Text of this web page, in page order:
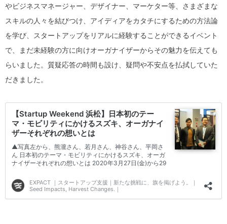
やビジネスマネージャー、デザイナー、マーケター等、さまざまな
スキルの人々を結びつけ、アイディアをカタチにするための方法論
を学び、スタートアップをリアルに経験することができるイベント
で、まだ未経験の方に向けオーガナイザーからその魅力を伝えても
らいました。質疑応答の時間も設け、疑問や不安点を払拭していた
だきました。